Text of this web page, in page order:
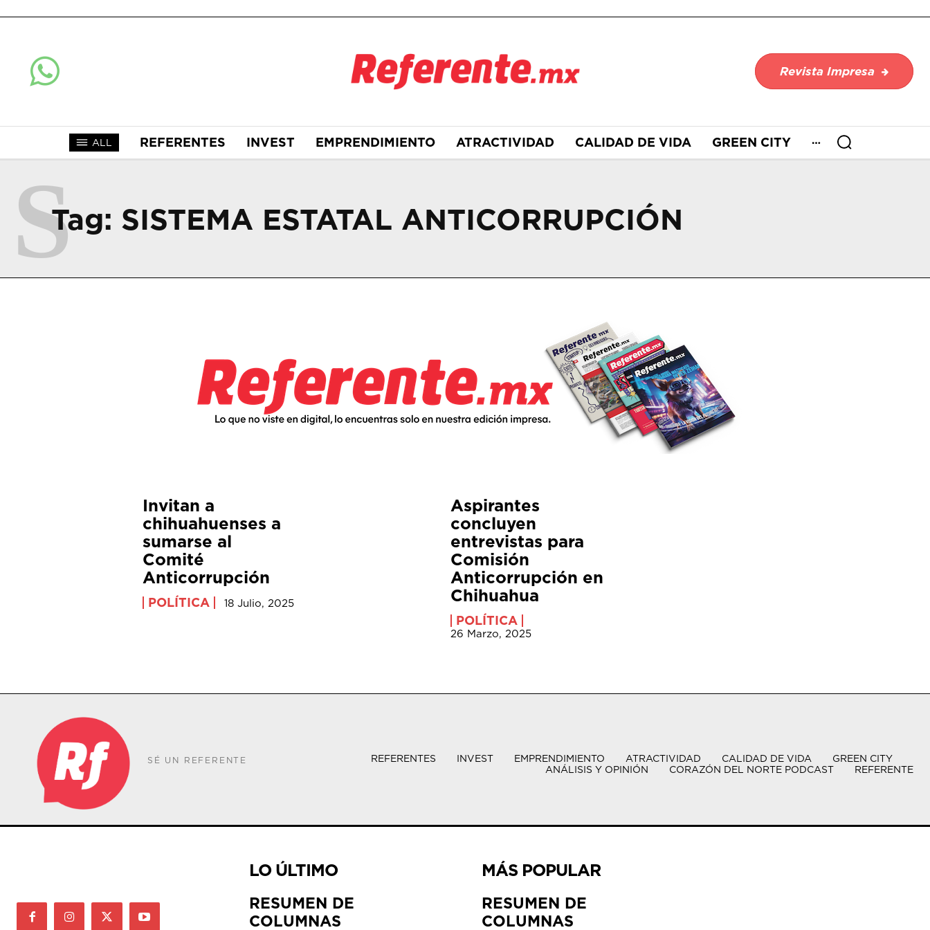
Revista Impresa
ALL REFERENTES INVEST EMPRENDIMIENTO ATRACTIVIDAD CALIDAD DE VIDA GREEN CITY
Tag: SISTEMA ESTATAL ANTICORRUPCIÓN
S
Invitan a
chihuahuenses a
sumarse al
Comité
Anticorrupción
POLÍTICA 18 Julio, 2025
Aspirantes
concluyen
entrevistas para
Comisión
Anticorrupción en
Chihuahua
POLÍTICA
26 Marzo, 2025
SÉ UN REFERENTE REFERENTES INVEST EMPRENDIMIENTO ATRACTIVIDAD CALIDAD DE VIDA
GREEN CITY
ANÁLISIS Y OPINIÓN
CORAZÓN DEL NORTE PODCAST REFERENTE
LO ÚLTIMO
RESUMEN DE
COLUMNAS
MÁS POPULAR
RESUMEN DE
COLUMNAS